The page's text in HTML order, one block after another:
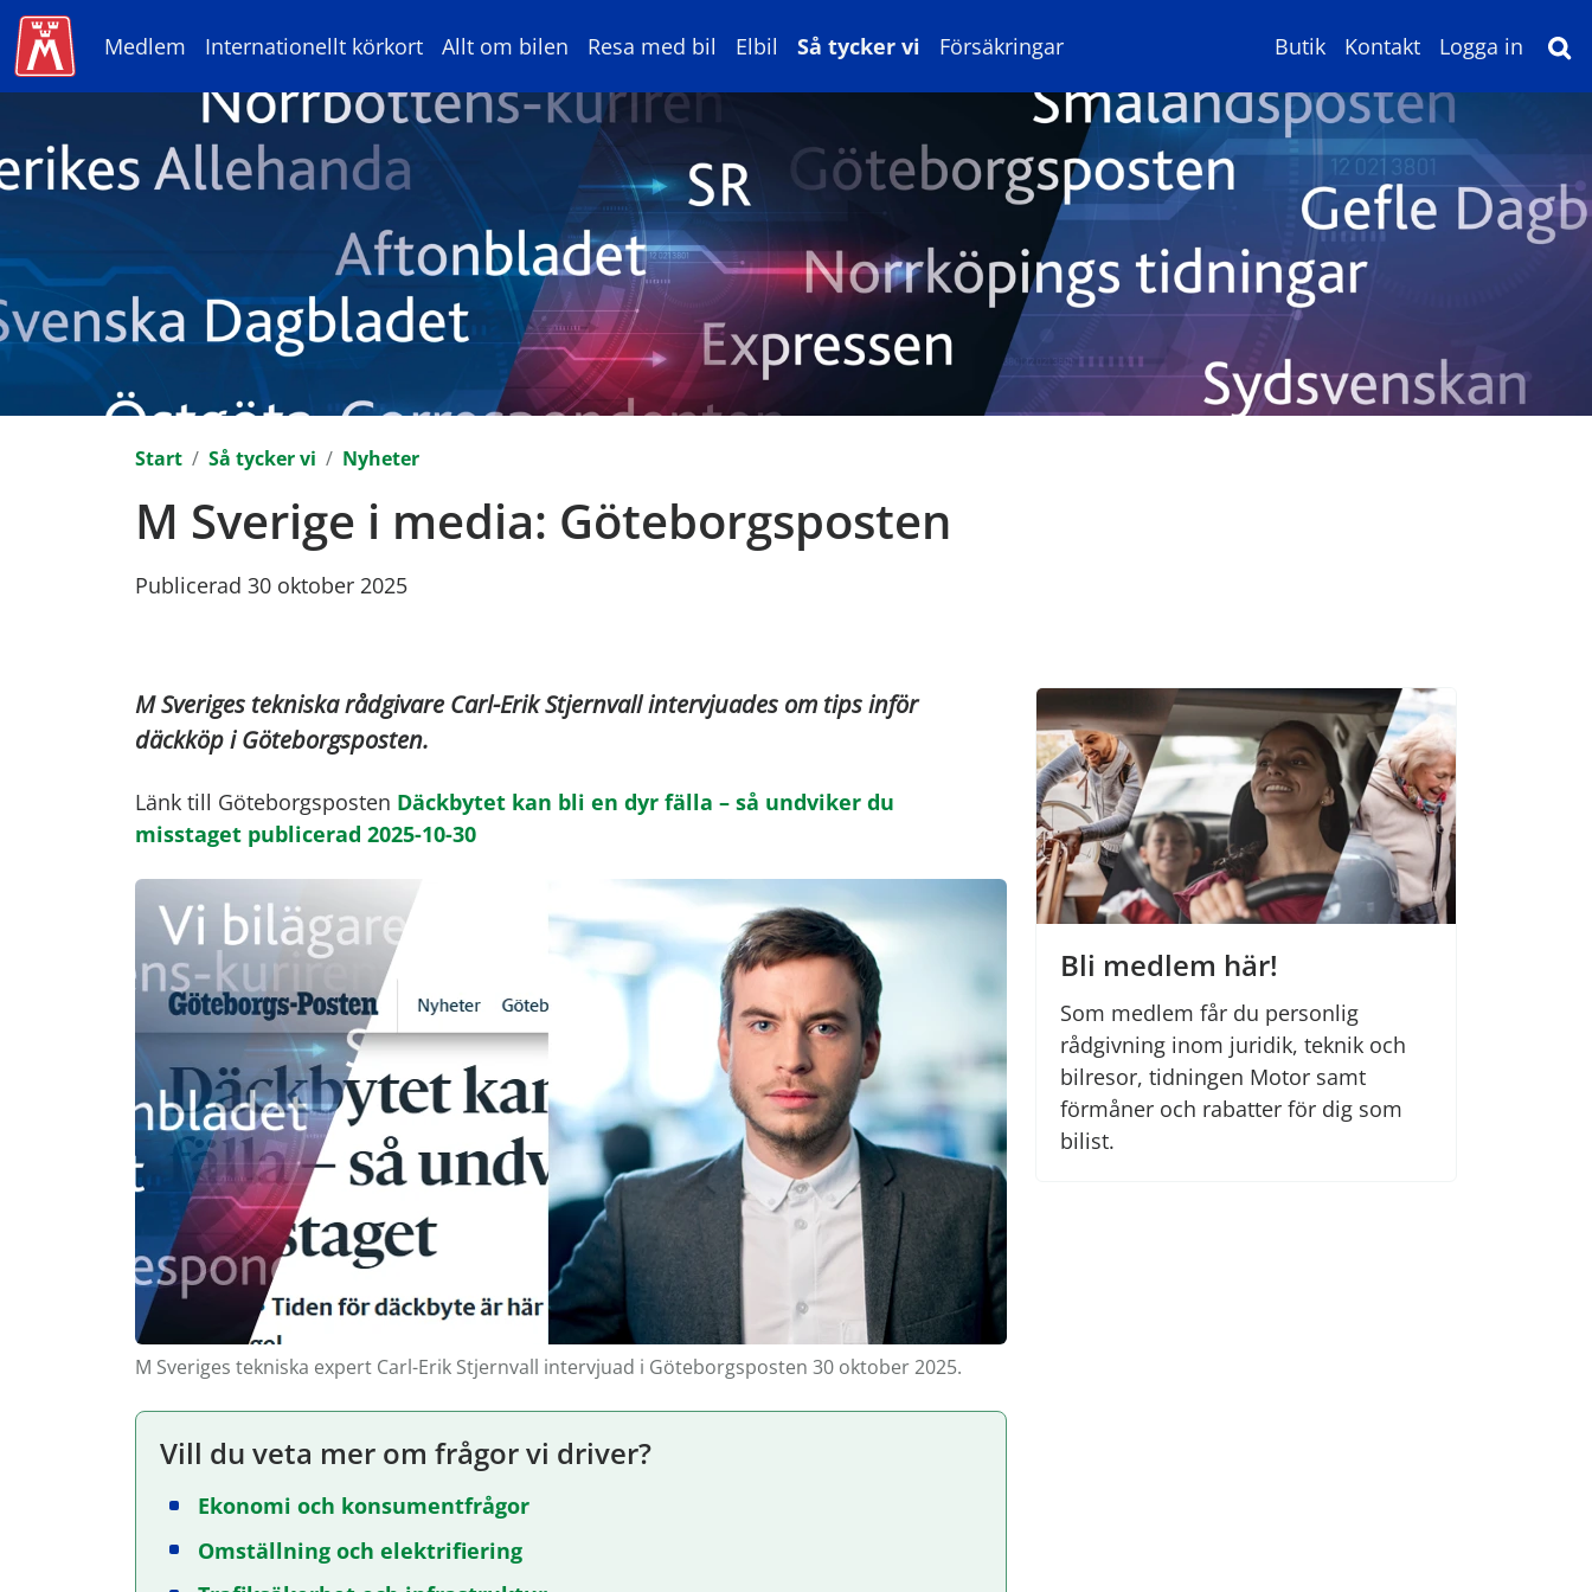
Medlem Internationellt körkort Allt om bilen Resa med bil Elbil Så tycker vi Försäkringar Butik Kontakt Logga in
Start Så tycker vi Nyheter
M Sverige i media: Göteborgsposten
Publicerad 30 oktober 2025
M Sveriges tekniska rådgivare Carl-Erik Stjernvall intervjuades om tips inför
däckköp i Göteborgsposten.
Länk till Göteborgsposten Däckbytet kan bli en dyr fälla – så undviker du
misstaget publicerad 2025-10-30
M Sveriges tekniska expert Carl-Erik Stjernvall intervjuad i Göteborgsposten 30 oktober 2025.
Vill du veta mer om frågor vi driver?
Ekonomi och konsumentfrågor
Omställning och elektrifiering
Bli medlem här!
Som medlem får du personlig
rådgivning inom juridik, teknik och
bilresor, tidningen Motor samt
förmåner och rabatter för dig som
bilist.